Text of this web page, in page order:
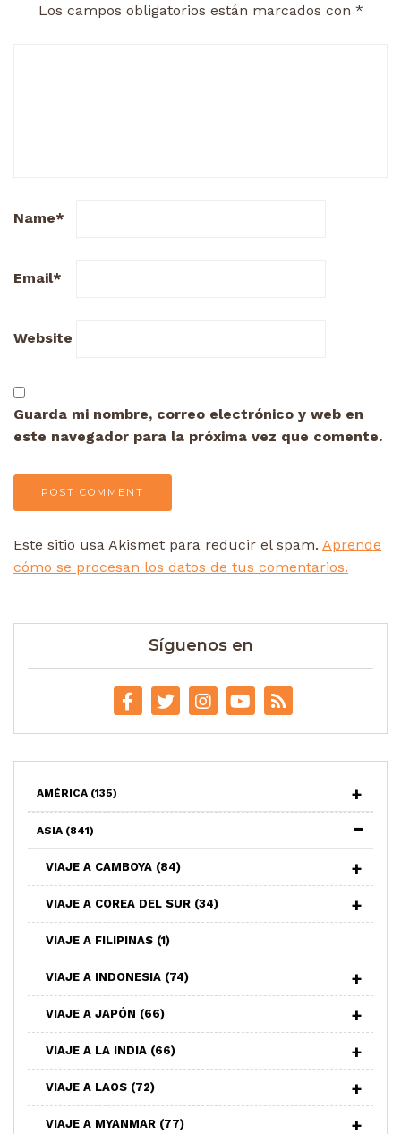
Los campos obligatorios están marcados con *
Name*
Email*
Website
Guarda mi nombre, correo electrónico y web en
este navegador para la próxima vez que comente.
Este sitio usa Akismet para reducir el spam. Aprende
cómo se procesan los datos de tus comentarios.
Síguenos en
AMÉRICA (135)
ASIA (841)
VIAJE A CAMBOYA (84)
VIAJE A COREA DEL SUR (34)
VIAJE A FILIPINAS (1)
VIAJE A INDONESIA (74)
VIAJE A JAPÓN (66)
VIAJE A LA INDIA (66)
VIAJE A LAOS (72)
VIAJE A MYANMAR (77)